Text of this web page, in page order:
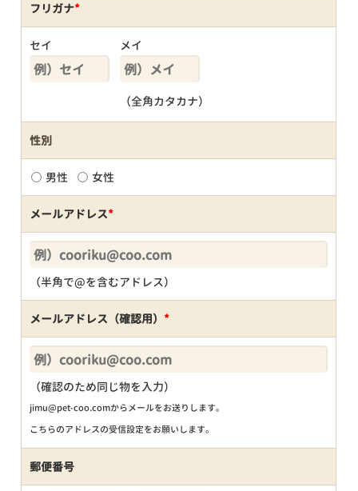
フリガナ*
セイ メイ
（全角カタカナ）
性別
男性 女性
メールアドレス*
（半角で@を含むアドレス）
メールアドレス（確認用） *
（確認のため同じ物を入力）
jimu@pet-coo.comからメールをお送りします。
こちらのアドレスの受信設定をお願いします。
郵便番号